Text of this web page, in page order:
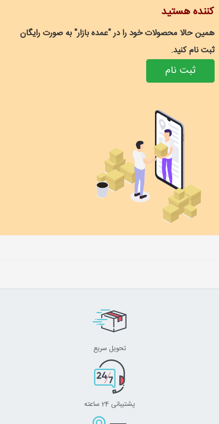
کننده هستید
همین حالا محصولات خود را در "عمده بازار" به صورت رایگان
ثبت نام کنید.
ثبت نام
تحویل سریع
پشتیبانی 24 ساعته